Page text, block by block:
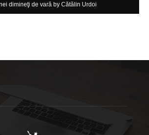
dimineţi de vară by Cătălin Urdoi